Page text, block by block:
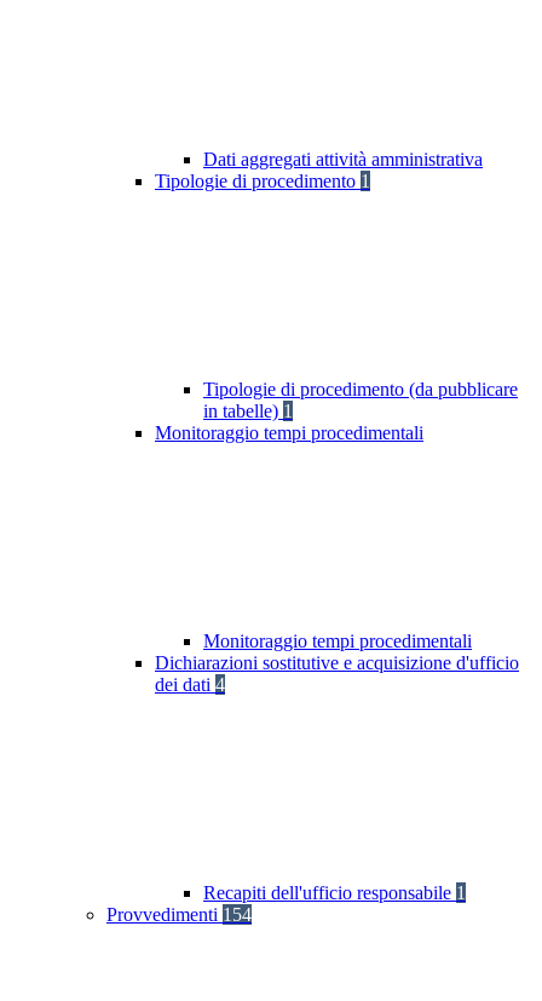
Dati aggregati attività amministrativa
Tipologie di procedimento 1
Tipologie di procedimento (da pubblicare
in tabelle) 1
Monitoraggio tempi procedimentali
Monitoraggio tempi procedimentali
Dichiarazioni sostitutive e acquisizione d'ufficio
dei dati 4
Recapiti dell'ufficio responsabile 1
Provvedimenti 154